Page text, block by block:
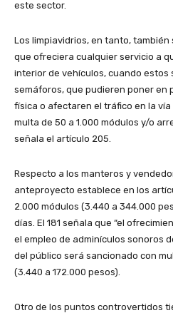
este sector.
Los limpiavidrios, en tanto, también
que ofreciera cualquier servicio a
interior de vehículos, cuando estos
semáforos, que pudieren poner en
física o afectaren el tráfico en la
multa de 50 a 1.000 módulos y/o
señala el artículo 205.
Respecto a los manteros y
anteproyecto establece en los
2.000 módulos (3.440 a 344.000
días. El 181 señala que “el
el empleo de adminículos sonoros
del público será sancionado con
(3.440 a 172.000 pesos).
Otro de los puntos controvertidos